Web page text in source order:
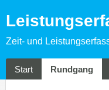
Zeit- und
Start Rundgang